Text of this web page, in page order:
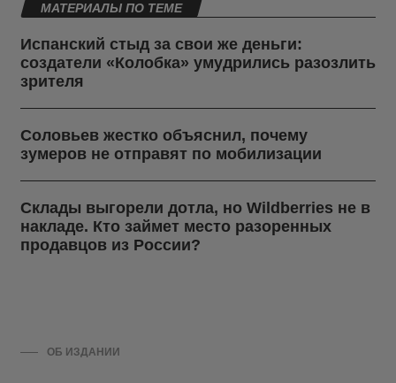
МАТЕРИАЛЫ ПО ТЕМЕ
Испанский стыд за свои же деньги:
создатели «Колобка» умудрились разозлить
зрителя
Соловьев жестко объяснил, почему
зумеров не отправят по мобилизации
Склады выгорели дотла, но Wildberries не в
накладе. Кто займет место разоренных
продавцов из России?
ОБ ИЗДАНИИ